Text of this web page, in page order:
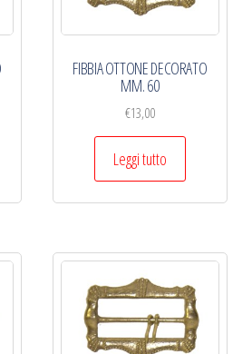
FIBBIA OTTONE DECORATO
MM. 60
€13,00
Leggi tutto